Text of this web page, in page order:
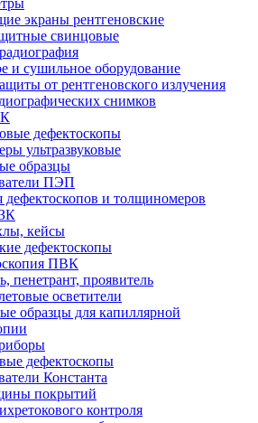
экраны рентгеновские
свинцовые
и сушильное оборудование
от рентгеновского излучения
снимков
дефектоскопы
ультразвуковые
образцы
ПЭП
дефектоскопов и толщиномеров
кейсы
дефектоскопы
ПВК
пенетрант, проявитель
осветители
образцы для капиллярной
дефектоскопы
Константа
покрытий
контроля